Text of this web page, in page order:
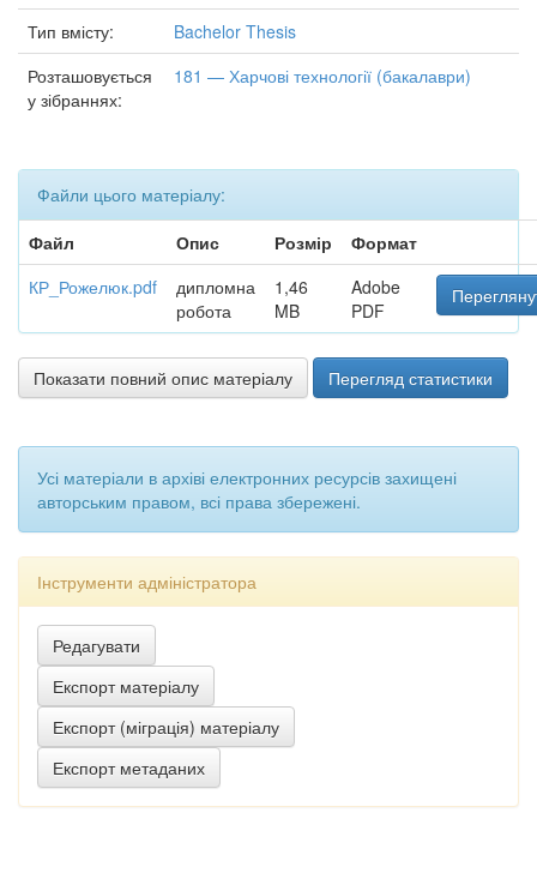
Тип вмісту:
Bachelor Thesis
Розташовується
у зібраннях:
181 — Харчові технології (бакалаври)
Файли цього матеріалу:
Файл
Опис Розмір
Формат
КР_Рожелюк.pdf
дипломна
робота
1,46
MB
Adobe
PDF
Показати повний опис матеріалу Перегляд статистики
Усі матеріали в архіві електронних ресурсів захищені
авторським правом, всі права збережені.
Інструменти адміністратора